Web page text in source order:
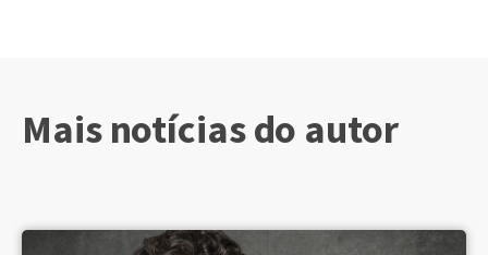
Mais notícias do autor